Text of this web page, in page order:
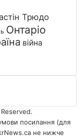
Трюдо
Онтаріо
війна
посилання (для
не нижче